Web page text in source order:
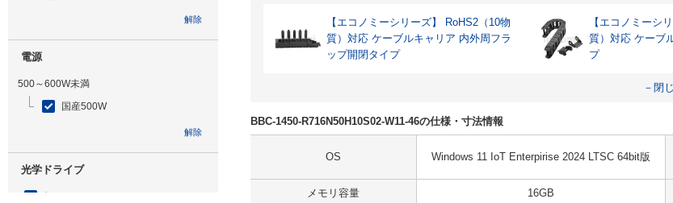
解除
電源
500～600W未満
国産500W
解除
光学ドライブ
無
【エコノミーシリーズ】 RoHS2（10物
質）対応 ケーブルキャリア 内外周フラ
ップ開閉タイプ
【エコノミーシ
質）対応 ケーブ
プ
－閉
BBC-1450-R716N50H10S02-W11-46の仕様・寸法情報
OS Windows 11 IoT Enterpirise 2024 LTSC 64bit版
メモリ容量 16GB